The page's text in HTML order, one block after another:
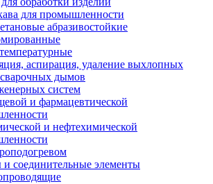
для промышленности
абразивостойкие
аспирация, удаление выхлопных
сварочных дымов
систем
и фармацевтической
и нефтехимической
соединительные элементы